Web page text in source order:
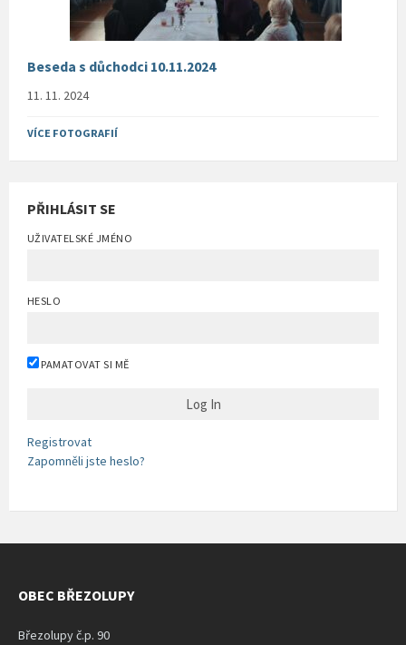
Beseda s důchodci 10.11.2024
11. 11. 2024
VÍCE FOTOGRAFIÍ
PŘIHLÁSIT SE
UŽIVATELSKÉ JMÉNO
HESLO
PAMATOVAT SI MĚ
Registrovat
Zapomněli jste heslo?
OBEC BŘEZOLUPY
Březolupy č.p. 90